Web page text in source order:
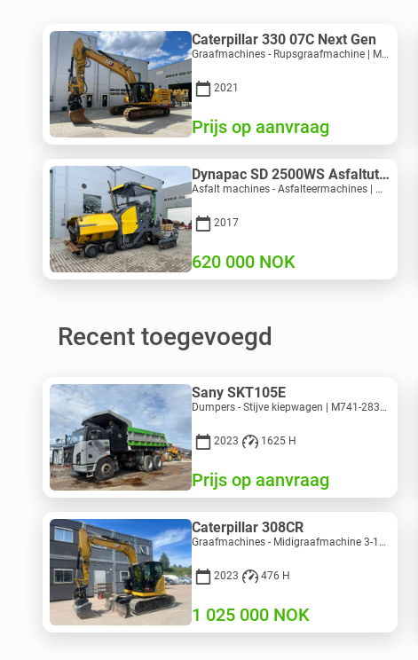
Caterpillar 330 07C Next Gen
Graafmachines - Rupsgraafmachine | M816-4487 | 10356
2021
Prijs op aanvraag
Dynapac SD 2500WS Asfaltutlegger
Asfalt machines - Asfalteermachines | M094-8272 | RGTR26011
2017
620 000 NOK
Recent toegevoegd
Sany SKT105E
Dumpers - Stijve kiepwagen | M741-2838 | 25143
2023 1625 H
Prijs op aanvraag
Caterpillar 308CR
Graafmachines - Midigraafmachine 3-10 t | M318-2895 | RGTR26048
2023 476 H
1 025 000 NOK